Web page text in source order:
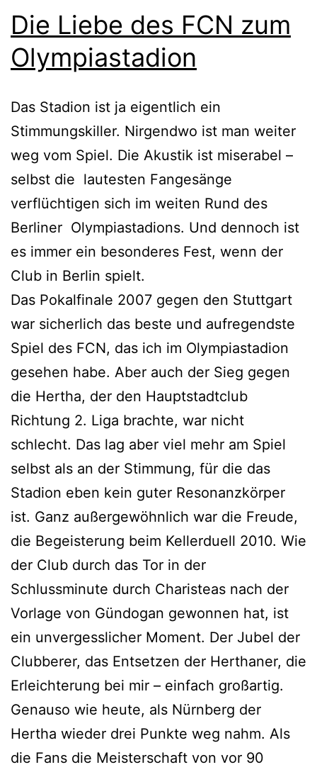
Die Liebe des FCN zum
Olympiastadion
Das Stadion ist ja eigentlich ein
Stimmungskiller. Nirgendwo ist man weiter
weg vom Spiel. Die Akustik ist miserabel –
selbst die lautesten Fangesänge
verflüchtigen sich im weiten Rund des
Berliner Olympiastadions. Und dennoch ist
es immer ein besonderes Fest, wenn der
Club in Berlin spielt.
Das Pokalfinale 2007 gegen den Stuttgart
war sicherlich das beste und aufregendste
Spiel des FCN, das ich im Olympiastadion
gesehen habe. Aber auch der Sieg gegen
die Hertha, der den Hauptstadtclub
Richtung 2. Liga brachte, war nicht
schlecht. Das lag aber viel mehr am Spiel
selbst als an der Stimmung, für die das
Stadion eben kein guter Resonanzkörper
ist. Ganz außergewöhnlich war die Freude,
die Begeisterung beim Kellerduell 2010. Wie
der Club durch das Tor in der
Schlussminute durch Charisteas nach der
Vorlage von Gündogan gewonnen hat, ist
ein unvergesslicher Moment. Der Jubel der
Clubberer, das Entsetzen der Herthaner, die
Erleichterung bei mir – einfach großartig.
Genauso wie heute, als Nürnberg der
Hertha wieder drei Punkte weg nahm. Als
die Fans die Meisterschaft von vor 90